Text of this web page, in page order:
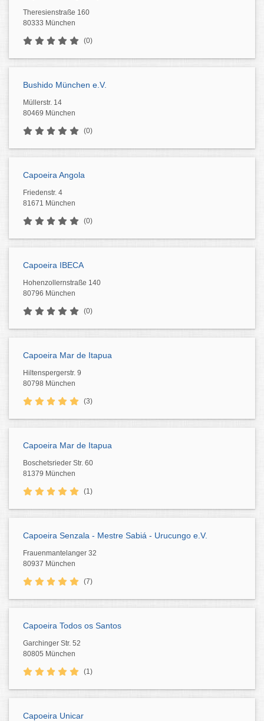
Theresienstraße 160
80333 München
(0)
Bushido München e.V.
Müllerstr. 14
80469 München
(0)
Capoeira Angola
Friedenstr. 4
81671 München
(0)
Capoeira IBECA
Hohenzollernstraße 140
80796 München
(0)
Capoeira Mar de Itapua
Hiltenspergerstr. 9
80798 München
(3)
Capoeira Mar de Itapua
Boschetsrieder Str. 60
81379 München
(1)
Capoeira Senzala - Mestre Sabiá - Urucungo e.V.
Frauenmantelanger 32
80937 München
(7)
Capoeira Todos os Santos
Garchinger Str. 52
80805 München
(1)
Capoeira Unicar